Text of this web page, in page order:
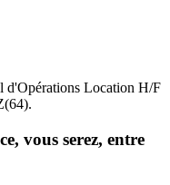
d'Opérations Location H/F
vous serez, entre